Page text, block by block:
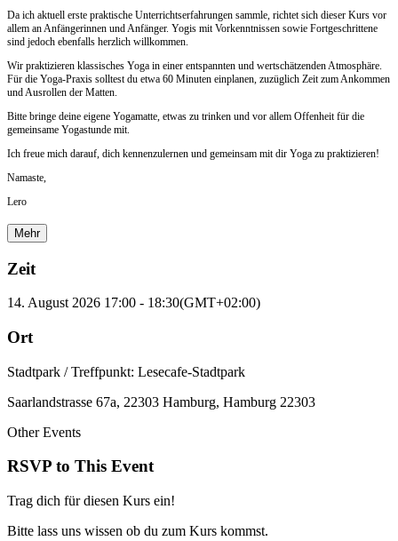
Da ich aktuell erste praktische Unterrichtserfahrungen sammle, richtet sich dieser Kurs vor
allem an Anfängerinnen und Anfänger. Yogis mit Vorkenntnissen sowie Fortgeschrittene
sind jedoch ebenfalls herzlich willkommen.
Wir praktizieren klassisches Yoga in einer entspannten und wertschätzenden Atmosphäre.
Für die Yoga-Praxis solltest du etwa 60 Minuten einplanen, zuzüglich Zeit zum Ankommen
und Ausrollen der Matten.
Bitte bringe deine eigene Yogamatte, etwas zu trinken und vor allem Offenheit für die
gemeinsame Yogastunde mit.
Ich freue mich darauf, dich kennenzulernen und gemeinsam mit dir Yoga zu praktizieren!
Namaste,
Lero
Mehr
Zeit
14. August 2026 17:00 - 18:30(GMT+02:00)
Ort
Stadtpark / Treffpunkt: Lesecafe-Stadtpark
Saarlandstrasse 67a, 22303 Hamburg, Hamburg 22303
Other Events
RSVP to This Event
Trag dich für diesen Kurs ein!
Bitte lass uns wissen ob du zum Kurs kommst.